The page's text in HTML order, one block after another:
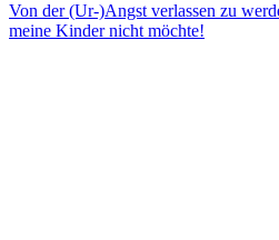
Von der (Ur-)Angst verlassen zu
meine Kinder nicht möchte!